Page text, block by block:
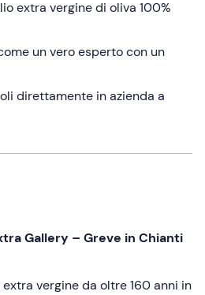
extra vergine di oliva 100%
un vero esperto con un
direttamente in azienda a
Gallery – Greve in Chianti
vergine da oltre 160 anni in